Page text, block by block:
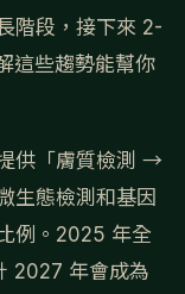
階段，接下來 2-
這些趨勢能幫你
供「膚質檢測 →
生態檢測和基因
例。2025 年全
2027 年會成為